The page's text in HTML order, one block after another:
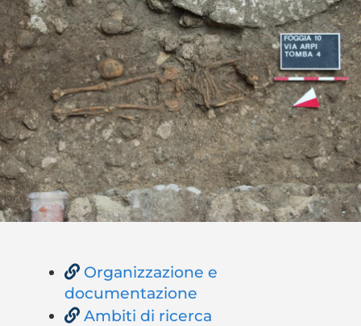
Organizzazione e
documentazione
Ambiti di ricerca